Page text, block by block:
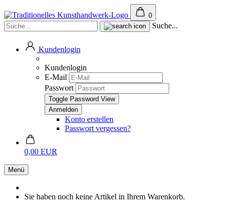
0
Suche...
Kundenlogin
Kundenlogin
E-Mail
Passwort
Toggle Password View
Konto erstellen
Passwort vergessen?
0,00 EUR
Menü
Sie haben noch keine Artikel in Ihrem Warenkorb.